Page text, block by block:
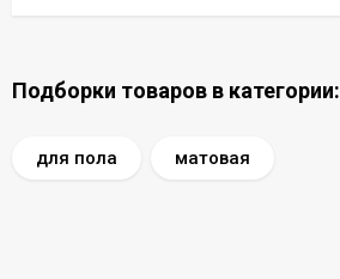
Подборки товаров в категории:
для пола матовая